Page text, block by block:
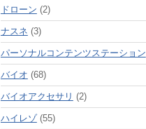
ドローン (2)
ナスネ (3)
パーソナルコンテンツステーション
バイオ (68)
バイオアクセサリ (2)
ハイレゾ(55)